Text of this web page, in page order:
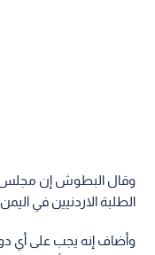
وقال البطوش إن مجلس
الطلبة الاردنيين في اليمن.
وأضاف إنه يجب على أي